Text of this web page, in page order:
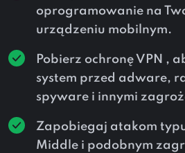
oprogramowanie na
urządzeniu mobilnym.
Pobierz ochronę VPN ,
system przed adware,
spyware i innymi
Zapobiegaj atakom
Middle i podobnym